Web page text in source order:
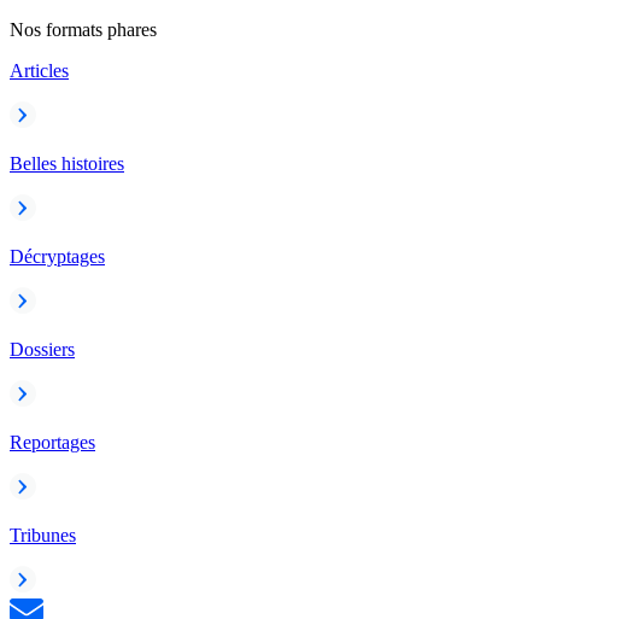
Nos formats phares
Articles
Belles histoires
Décryptages
Dossiers
Reportages
Tribunes